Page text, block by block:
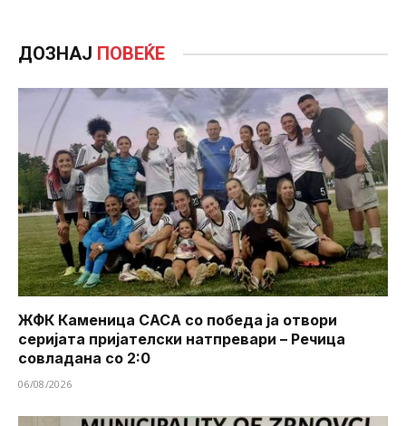
ДОЗНАЈ ПОВЕЌЕ
ЖФК Каменица САСА со победа ја отвори
серијата пријателски натпревари – Речица
совладана со 2:0
06/08/2026